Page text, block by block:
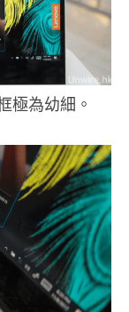
極為幼細。